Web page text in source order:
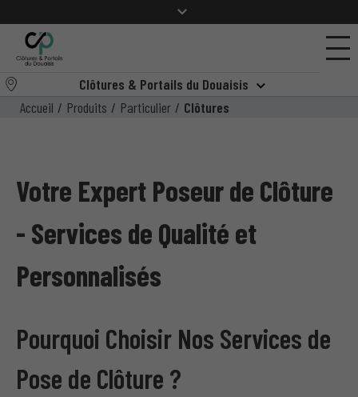
Clôtures & Portails du Douaisis
Accueil / Produits / Particulier / Clôtures
Votre Expert Poseur de Clôture
- Services de Qualité et
Personnalisés
Pourquoi Choisir Nos Services de
Pose de Clôture ?